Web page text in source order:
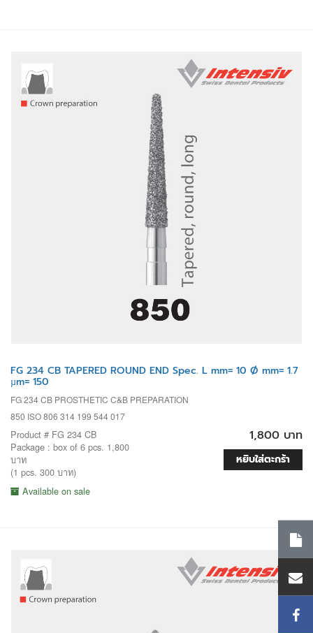
FG 234 CB TAPERED ROUND END Spec. L mm= 10 Ø mm= 1.7
µm= 150
FG 234 CB PROSTHETIC C&B PREPARATION
850 ISO 806 314 199 544 017
Product # FG 234 CB
Package : box of 6 pcs. 1,800
บาท
(1 pcs. 300 บาท)
Available on sale
1,800 บาท
หยิบใส่ตะกร้า